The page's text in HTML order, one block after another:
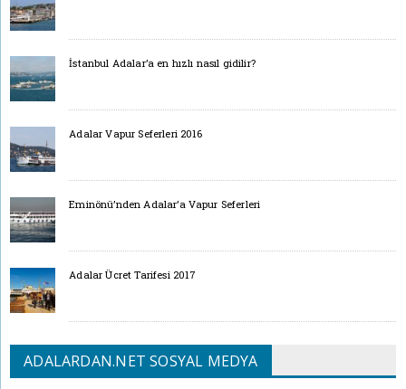
İstanbul Adalar’a en hızlı nasıl gidilir?
Adalar Vapur Seferleri 2016
Eminönü’nden Adalar’a Vapur Seferleri
Adalar Ücret Tarifesi 2017
ADALARDAN.NET SOSYAL MEDYA